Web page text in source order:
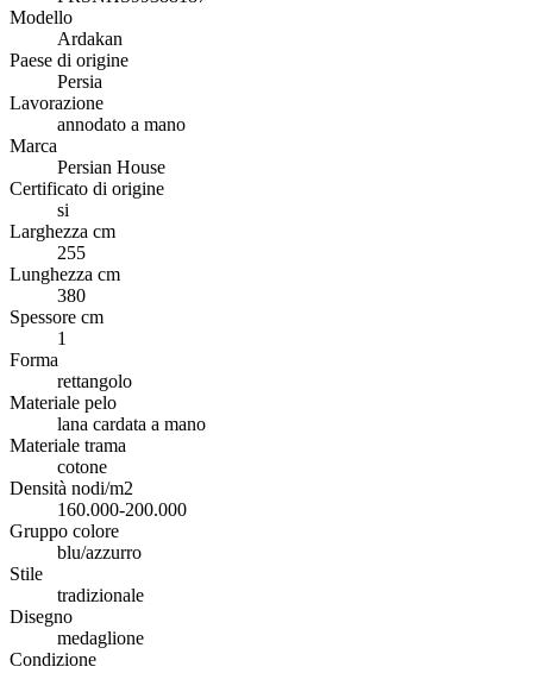
Modello
Ardakan
Paese di origine
Persia
Lavorazione
annodato a mano
Marca
Persian House
Certificato di origine
si
Larghezza cm
255
Lunghezza cm
380
Spessore cm
1
Forma
rettangolo
Materiale pelo
lana cardata a mano
Materiale trama
cotone
Densità nodi/m2
160.000-200.000
Gruppo colore
blu/azzurro
Stile
tradizionale
Disegno
medaglione
Condizione